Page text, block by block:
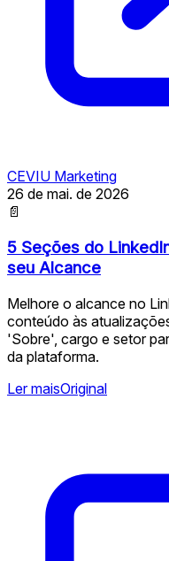
CEVIU Marketing
26 de mai. de 2026
📄
5 Seções do
seu Alcance
Melhore o alcance no
conteúdo às
'Sobre', cargo e setor
da plataforma.
Ler maisOriginal